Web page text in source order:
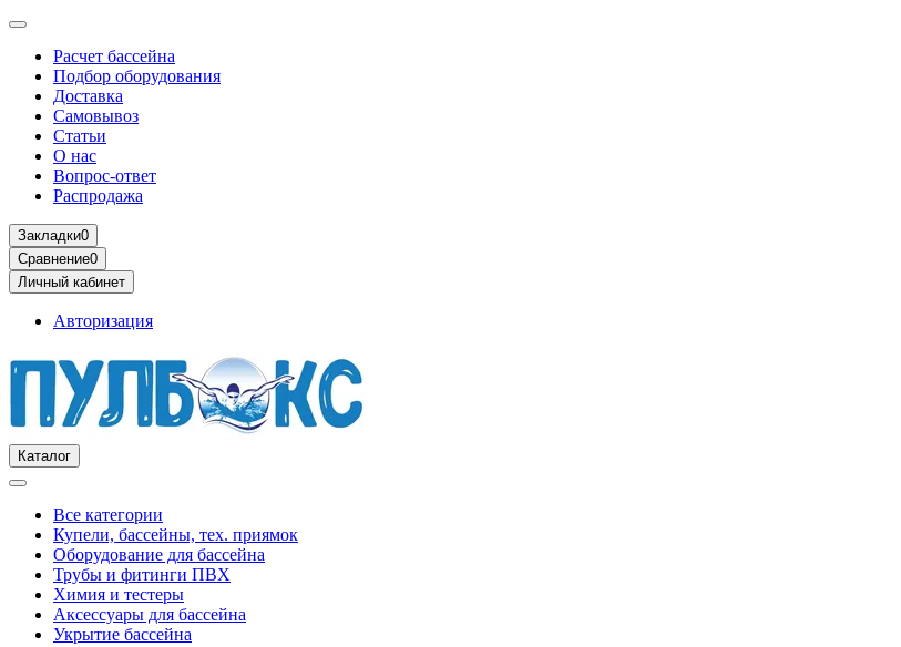
Расчет бассейна
Подбор оборудования
Доставка
Самовывоз
Статьи
О нас
Вопрос-ответ
Распродажа
Закладки0
Сравнение0
Личный кабинет
Авторизация
Каталог
Все категории
Купели, бассейны, тех. приямок
Оборудование для бассейна
Трубы и фитинги ПВХ
Химия и тестеры
Аксессуары для бассейна
Укрытие бассейна